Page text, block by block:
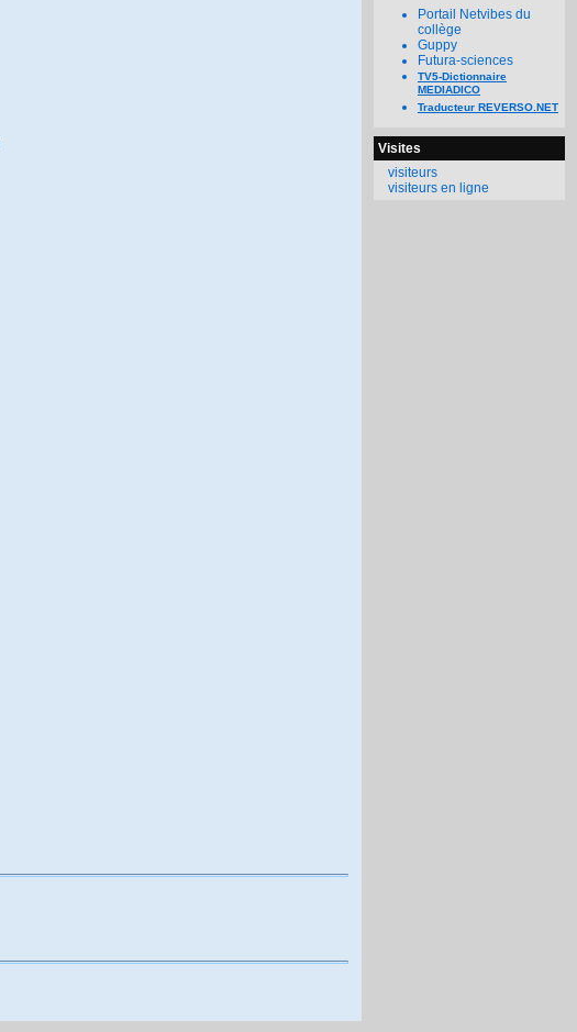
Portail Netvibes du
collège
Guppy
Futura-sciences
TV5-Dictionnaire
MEDIADICO
Traducteur REVERSO.NET
Visites
visiteurs
visiteurs en ligne